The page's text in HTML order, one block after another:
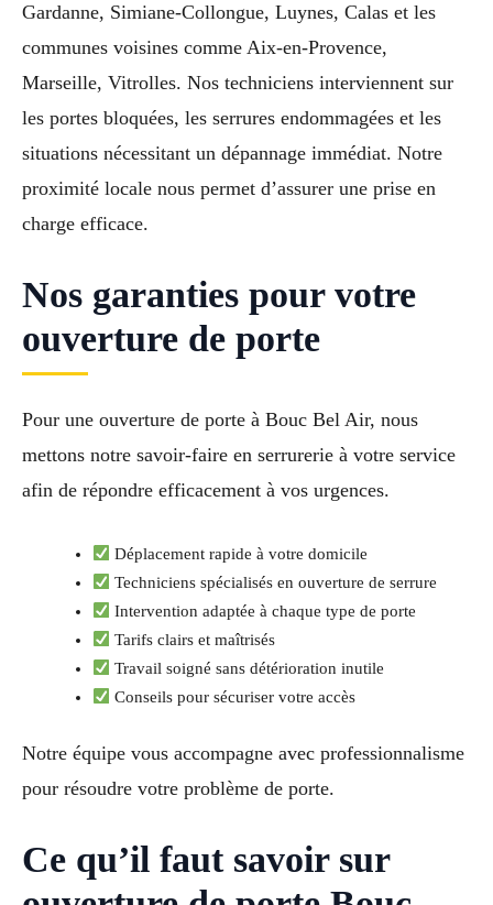
Gardanne, Simiane-Collongue, Luynes, Calas et les
communes voisines comme Aix-en-Provence,
Marseille, Vitrolles. Nos techniciens interviennent sur
les portes bloquées, les serrures endommagées et les
situations nécessitant un dépannage immédiat. Notre
proximité locale nous permet d’assurer une prise en
charge efficace.
Nos garanties pour votre
ouverture de porte
Pour une ouverture de porte à Bouc Bel Air, nous
mettons notre savoir-faire en serrurerie à votre service
afin de répondre efficacement à vos urgences.
Déplacement rapide à votre domicile
Techniciens spécialisés en ouverture de serrure
Intervention adaptée à chaque type de porte
Tarifs clairs et maîtrisés
Travail soigné sans détérioration inutile
Conseils pour sécuriser votre accès
Notre équipe vous accompagne avec professionnalisme
pour résoudre votre problème de porte.
Ce qu’il faut savoir sur